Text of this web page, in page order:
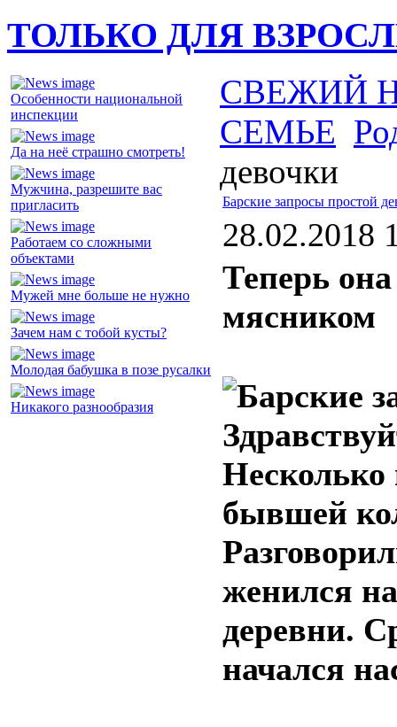
ТОЛЬКО ДЛЯ
Особенности национальной
инспекции
Да на неё страшно смотреть!
Мужчина, разрешите вас
пригласить
Работаем со сложными
объектами
Мужей мне больше не нужно
Зачем нам с тобой кусты?
Молодая бабушка в позе русалки
Никакого разнообразия
СВЕЖИЙ
СЕМЬЕ
девочки
Барские запросы простой
28.02.2018
Теперь
мясником
Несколько
бывшей
женился
деревни.
начался